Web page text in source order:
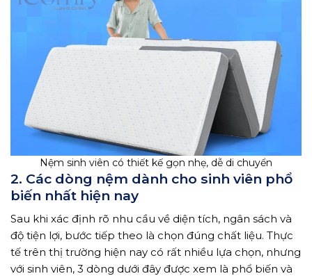
Nệm sinh viên có thiết kế gọn nhẹ, dễ di chuyển
2. Các dòng nệm dành cho sinh viên phổ
biến nhất hiện nay
Sau khi xác định rõ nhu cầu về diện tích, ngân sách và
độ tiện lợi, bước tiếp theo là chọn đúng chất liệu. Thực
tế trên thị trường hiện nay có rất nhiều lựa chọn, nhưng
với sinh viên, 3 dòng dưới đây được xem là phổ biến và